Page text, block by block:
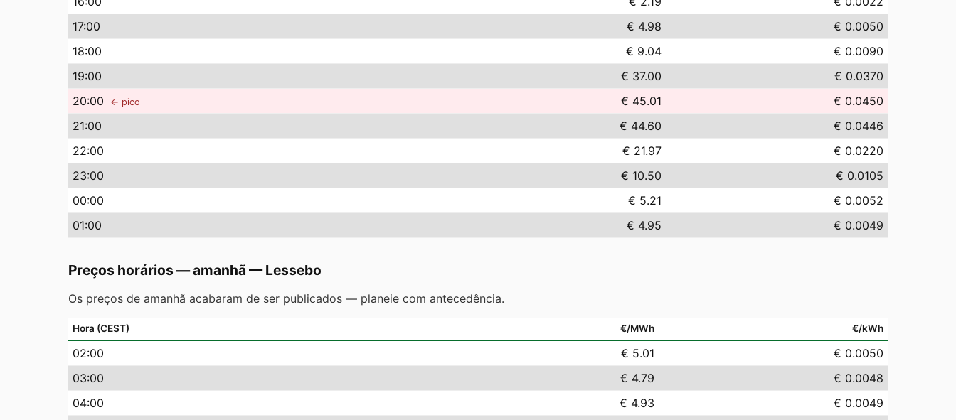
17:00 € 4.98
€ 0.0050
18:00 € 9.04
€ 0.0090
19:00 € 37.00
€ 0.0370
20:00 ← pico € 45.01
€ 0.0450
21:00 € 44.60
€ 0.0446
22:00 € 21.97
€ 0.0220
23:00 € 10.50
€ 0.0105
00:00 € 5.21
€ 0.0052
01:00 € 4.95 € 0.0049
Preços horários — amanhã —Lessebo
Os preços de amanhã acabaram de ser publicados — planeie com antecedência.
Hora (CEST) €/MWh €/kWh
02:00 € 5.01
€ 0.0050
03:00 € 4.79
€ 0.0048
04:00 € 4.93
€ 0.0049